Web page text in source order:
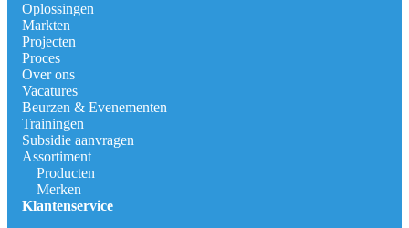
Oplossingen
Markten
Projecten
Proces
Over ons
Vacatures
Beurzen & Evenementen
Trainingen
Subsidie aanvragen
Assortiment
Producten
Merken
Klantenservice